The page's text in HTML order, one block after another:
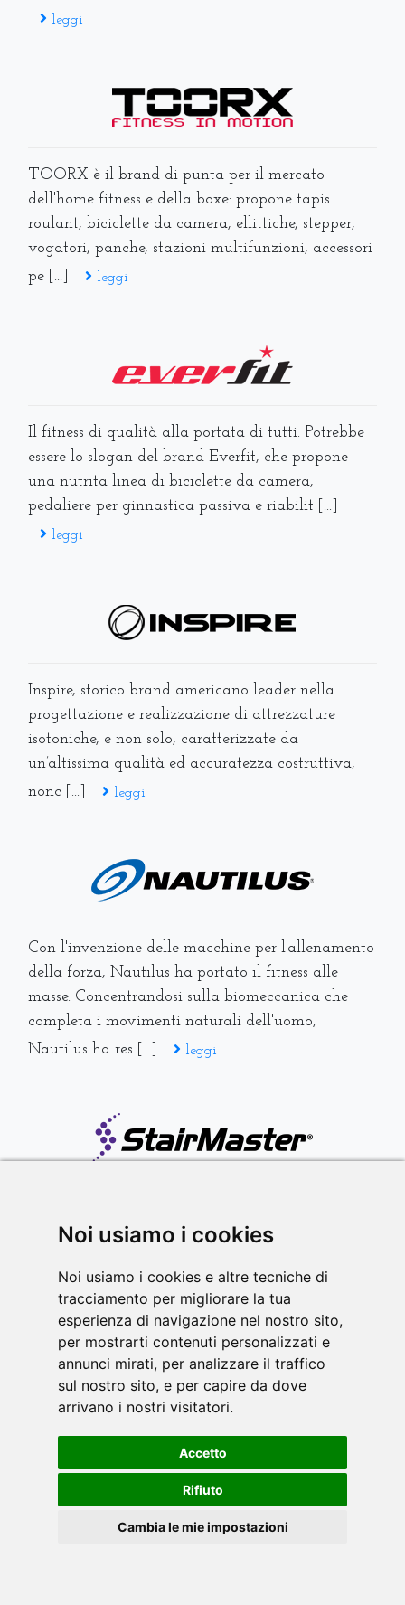
Noi usiamo i cookies
Noi usiamo i cookies e altre tecniche di
tracciamento per migliorare la tua
esperienza di navigazione nel nostro sito,
per mostrarti contenuti personalizzati e
annunci mirati, per analizzare il traffico
sul nostro sito, e per capire da dove
arrivano i nostri visitatori.
Accetto
Rifiuto
Cambia le mie impostazioni
leggi
TOORX è il brand di punta per il mercato
dell'home fitness e della boxe: propone tapis
roulant, biciclette da camera, ellittiche, stepper,
vogatori, panche, stazioni multifunzioni, accessori
pe [...]
leggi
Il fitness di qualità alla portata di tutti. Potrebbe
essere lo slogan del brand Everfit, che propone
una nutrita linea di biciclette da camera,
pedaliere per ginnastica passiva e riabilit [...]
leggi
Inspire, storico brand americano leader nella
progettazione e realizzazione di attrezzature
isotoniche, e non solo, caratterizzate da
un’altissima qualità ed accuratezza costruttiva,
nonc [...]
leggi
Con l'invenzione delle macchine per l'allenamento
della forza, Nautilus ha portato il fitness alle
masse. Concentrandosi sulla biomeccanica che
completa i movimenti naturali dell'uomo,
Nautilus ha res [...]
leggi
l'innovazione nell'esperienza umana con un
Attraverso l'arrampicata, le persone si sono legate
a StairMaster [...]
leggi
Con radici storiche nel ciclismo outdoor, Schwinn
ha sempre puntato sull'autenticità e sulla qualità.
Abbiamo portato la sensazione della strada nel